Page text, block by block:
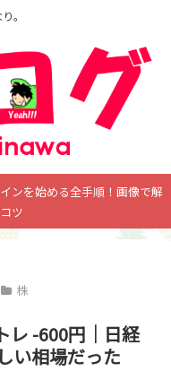
。
ンを始める全手順！画像で解
ツ
株
レ -600円｜日経
い相場だった